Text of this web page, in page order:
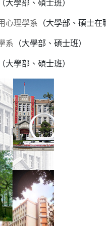
（大學部、碩士班）
心理學系 （大學部、碩士在
系 （大學部、碩士班）
（大學部、碩士班）